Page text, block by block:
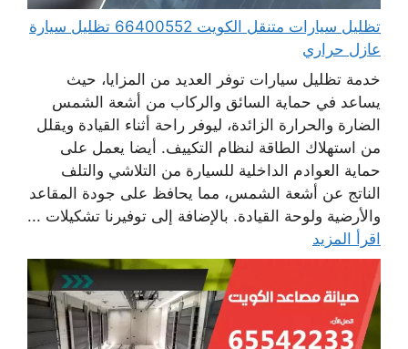
تظليل سيارات متنقل الكويت 66400552 تظليل سيارة
عازل حراري
خدمة تظليل سيارات توفر العديد من المزايا، حيث
يساعد في حماية السائق والركاب من أشعة الشمس
الضارة والحرارة الزائدة، ليوفر راحة أثناء القيادة ويقلل
من استهلاك الطاقة لنظام التكييف. أيضا يعمل على
حماية العوادم الداخلية للسيارة من التلاشي والتلف
الناتج عن أشعة الشمس، مما يحافظ على جودة المقاعد
والأرضية ولوحة القيادة. بالإضافة إلى توفيرنا تشكيلات ...
اقرأ المزيد